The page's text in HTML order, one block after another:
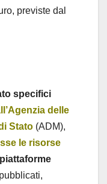
previste dal
specifici
delle
Stato (ADM),
le risorse